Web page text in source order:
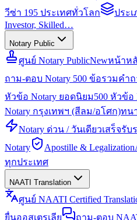
วีซ่า 195 ประเทศทั่วโลก
ประ
Investor, Skilled…
Notary Public
ศูนย์ Notary PublicNewหน้าห
ถาม-ตอบ Notary 500 ข้อรวมคำถ
หัวข้อ Notary ยอดนิยม500 หัวข้อ
Notary กรุงเทพฯ (สีลม/อโศก)ทน
Notary ด่วน / วันเดียวเสร็จรับ
Notary
Apostille & Legalization
ทุกประเทศ
NAATI Translation
ศูนย์ NAATI Certified
ยื่นออสเตรเลีย
ถาม-ตอบ